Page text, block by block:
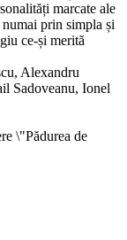
marcate ale
prin simpla și
ce-și merită
Alexandru
Sadoveanu, Ionel
\"Pădurea de